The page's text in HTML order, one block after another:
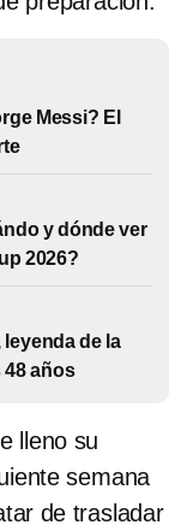
Messi? El
y dónde ver
2026?
leyenda de la
48 años
lleno su
semana
de trasladar